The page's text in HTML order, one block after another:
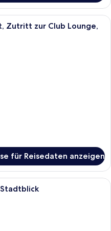
Standardzimmer, 1 Queen-Bett,
Zutritt zur Club Lounge,
für Reisedaten anzeigen
Ein Hotelzimmer mit einem großen